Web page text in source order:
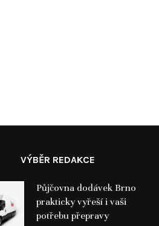
VÝBĚR REDAKCE
Půjčovna dodávek Brno
prakticky vyřeší i vaši
potřebu přepravy